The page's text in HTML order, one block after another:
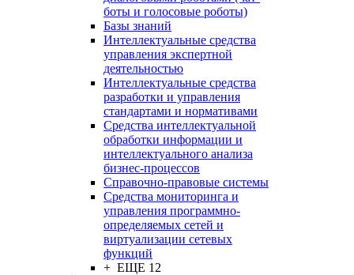
боты и голосовые роботы)
Базы знаний
Интеллектуальные средства
управления экспертной
деятельностью
Интеллектуальные средства
разработки и управления
стандартами и нормативами
Средства интеллектуальной
обработки информации и
интеллектуального анализа
бизнес-процессов
Справочно-правовые системы
Средства мониторинга и
управления программно-
определяемых сетей и
виртуализации сетевых
функций
+ ЕЩЕ 12